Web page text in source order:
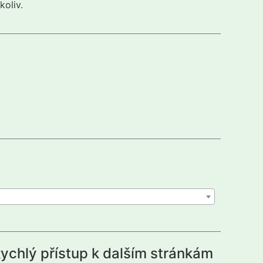
přístup k dalším stránkám